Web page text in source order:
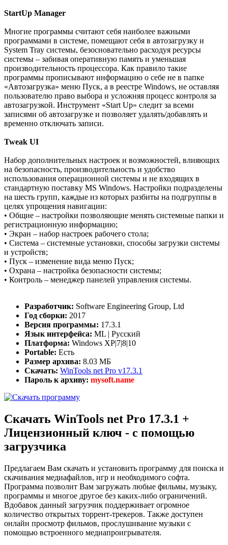
StartUp Manager
Многие программы считают себя наиболее важными
программами в системе, помещают себя в автозагрузку и
System Tray системы, безосновательно расходуя ресурсы
системы – забивая оперативную память и уменьшая
производительность процессора. Как правило такие
программы прописывают информацию о себе не в папке
«Автозагрузка» меню Пуск, а в реестре Windows, не оставляя
пользователю право выбора и усложняя процесс контроля за
автозагрузкой. Инструмент «Start Up» следит за всеми
записями об автозагрузке и позволяет удалять/добавлять и
временно отключать записи.
Tweak UI
Набор дополнительных настроек и возможностей, влияющих
на безопасность, производительность и удобство
использования операционной системы и не входящих в
стандартную поставку MS Windows. Настройки подразделены
на шесть групп, каждые из которых разбиты на подгруппы в
целях упрощения навигации:
• Общие – настройки позволяющие менять системные папки и
регистрационную информацию;
• Экран – набор настроек рабочего стола;
• Система – системные установки, способы загрузки системы
и устройств;
• Пуск – изменение вида меню Пуск;
• Охрана – настройка безопасности системы;
• Контроль – менеджер панелей управления системы.
Разработчик: Software Engineering Group, Ltd
Год сборки: 2017
Версия программы: 17.3.1
Язык интерфейса: ML | Русский
Платформа: Windows XP|7|8|10
Portable: Есть
Размер архива: 8.03 МБ
Скачать: WinTools net Pro v17.3.1
Пароль к архиву: mysoft.name
Скачать WinTools net Pro 17.3.1 +
Лицензионный ключ - с помощью
загрузчика
Предлагаем Вам скачать и установить программу для поиска и
скачивания медиафайлов, игр и необходимого софта.
Программа позволит Вам загружать любые фильмы, музыку,
программы и многое другое без каких-либо ограничений.
Вдобавок данный загрузчик поддерживает огромное
количество открытых торрент-трекеров. Также доступен
онлайн просмотр фильмов, прослушивание музыки с
помощью встроенного медиапроигрывателя.